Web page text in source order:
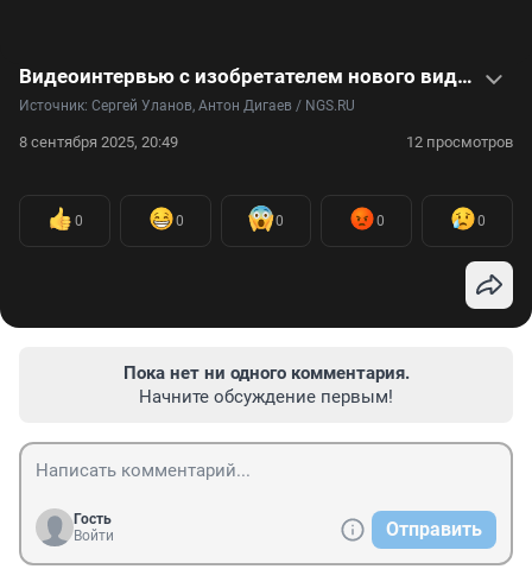
Видеоинтервью с изобретателем нового вида акваланга, который покупают дайверы со всего мира
Источник: Сергей Уланов, Антон Дигаев / NGS.RU
8 сентября 2025, 20:49 12 просмотров
0 0 0 0 0
Пока нет ни одного комментария.
Начните обсуждение первым!
Гость
Войти
Отправить